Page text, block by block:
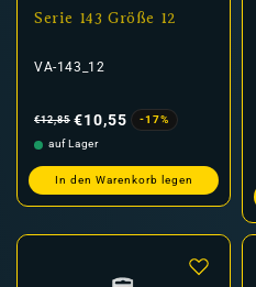
Serie 143 Größe 12
VA-143_12
Preis
€12,85 €10,55
-17%
auf Lager
In den Warenkorb legen